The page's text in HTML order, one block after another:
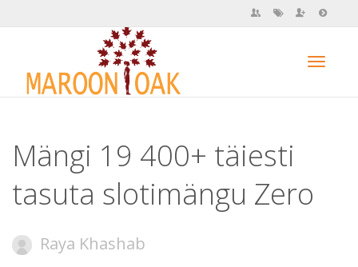
Mängi 19 400+ täiesti
tasuta slotimängu Zero
Raya Khashab